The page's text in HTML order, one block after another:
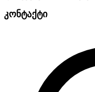
კონტაქტი